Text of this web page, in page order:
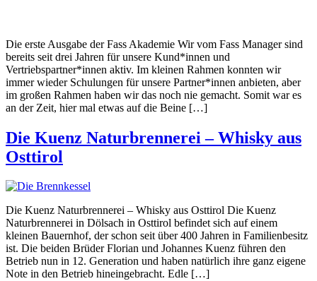
Die erste Ausgabe der Fass Akademie Wir vom Fass Manager sind
bereits seit drei Jahren für unsere Kund*innen und
Vertriebspartner*innen aktiv. Im kleinen Rahmen konnten wir
immer wieder Schulungen für unsere Partner*innen anbieten, aber
im großen Rahmen haben wir das noch nie gemacht. Somit war es
an der Zeit, hier mal etwas auf die Beine […]
Die Kuenz Naturbrennerei – Whisky aus
Osttirol
Die Kuenz Naturbrennerei – Whisky aus Osttirol Die Kuenz
Naturbrennerei in Dölsach in Osttirol befindet sich auf einem
kleinen Bauernhof, der schon seit über 400 Jahren in Familienbesitz
ist. Die beiden Brüder Florian und Johannes Kuenz führen den
Betrieb nun in 12. Generation und haben natürlich ihre ganz eigene
Note in den Betrieb hineingebracht. Edle […]